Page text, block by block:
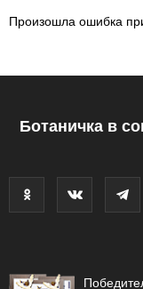
Произошла ошибка при
Ботаничка в